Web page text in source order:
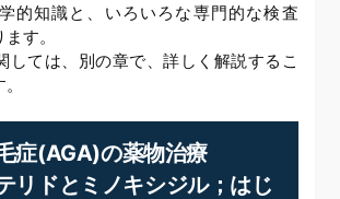
的知識と、いろいろな専門的な検査
す。
しては、別の章で、詳しく解説するこ
症(AGA)の薬物治療
リドとミノキシジル；はじ